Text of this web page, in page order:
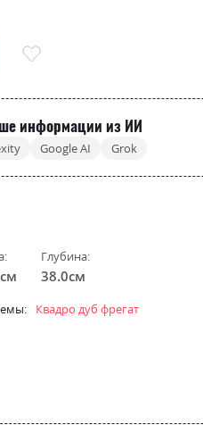
информации из ИИ
Google AI Grok
Глубина:
38.0см
Квадро дуб фрегат